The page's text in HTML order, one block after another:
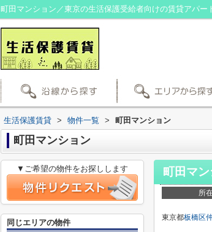
町田マンション／東京の生活保護受給者向けの賃貸アパー
生活保護賃貸 > 物件一覧 > 町田マンション
町田マンション
町田マ
所
東京都板橋区
▼ご希望の物件をお探しします
同じエリアの物件